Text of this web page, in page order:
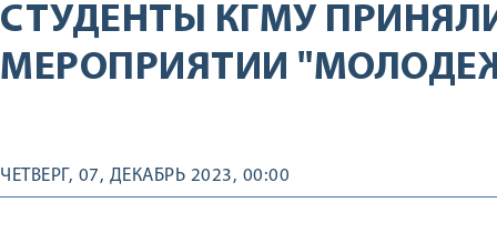
СТУДЕНТЫ КГМУ
МЕРОПРИЯТИИ
ЧЕТВЕРГ, 07, ДЕКАБРЬ 2023, 00:00